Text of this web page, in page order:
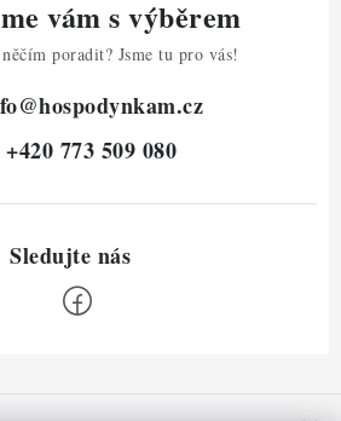
vám s výběrem
poradit? Jsme tu pro vás!
@hospodynkam.cz
+420 773 509 080